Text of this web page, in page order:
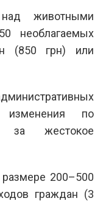
животными
необлагаемых
(850 грн) или
изменения по
за жестокое
200–500
граждан (3